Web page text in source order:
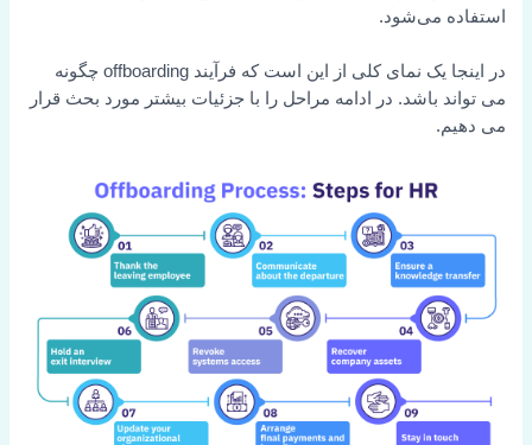
استفاده می‌شود.
در اینجا یک نمای کلی از این است که فرآیند offboarding چگونه
می تواند باشد. در ادامه مراحل را با جزئیات بیشتر مورد بحث قرار
می دهیم.